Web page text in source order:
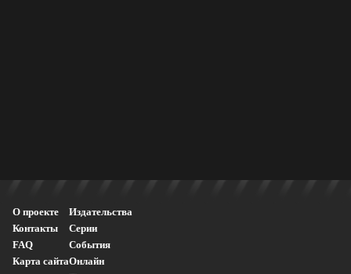
О проекте
Контакты
FAQ
Карта сайта
Издательства
Серии
События
Онлайн